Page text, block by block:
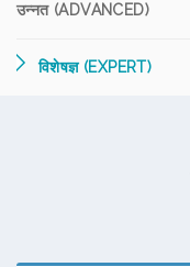
उन्नत (ADVANCED)
विशेषज्ञ (EXPERT)